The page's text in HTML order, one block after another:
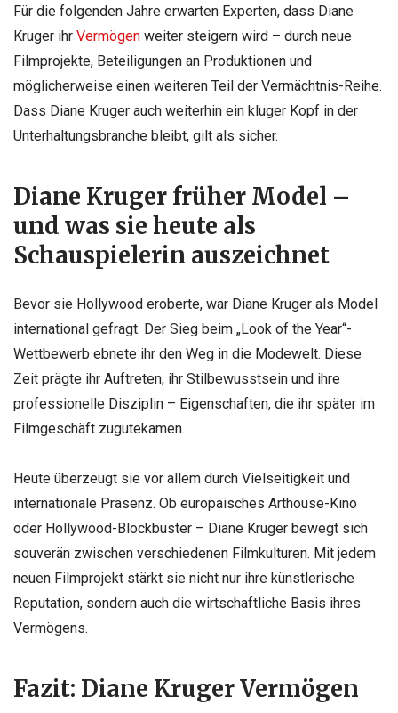
Für die folgenden Jahre erwarten Experten, dass Diane
Kruger ihr Vermögen weiter steigern wird – durch neue
Filmprojekte, Beteiligungen an Produktionen und
möglicherweise einen weiteren Teil der Vermächtnis-Reihe.
Dass Diane Kruger auch weiterhin ein kluger Kopf in der
Unterhaltungsbranche bleibt, gilt als sicher.
Diane Kruger früher Model –
und was sie heute als
Schauspielerin auszeichnet
Bevor sie Hollywood eroberte, war Diane Kruger als Model
international gefragt. Der Sieg beim „Look of the Year“-
Wettbewerb ebnete ihr den Weg in die Modewelt. Diese
Zeit prägte ihr Auftreten, ihr Stilbewusstsein und ihre
professionelle Disziplin – Eigenschaften, die ihr später im
Filmgeschäft zugutekamen.
Heute überzeugt sie vor allem durch Vielseitigkeit und
internationale Präsenz. Ob europäisches Arthouse-Kino
oder Hollywood-Blockbuster – Diane Kruger bewegt sich
souverän zwischen verschiedenen Filmkulturen. Mit jedem
neuen Filmprojekt stärkt sie nicht nur ihre künstlerische
Reputation, sondern auch die wirtschaftliche Basis ihres
Vermögens.
Fazit: Diane Kruger Vermögen